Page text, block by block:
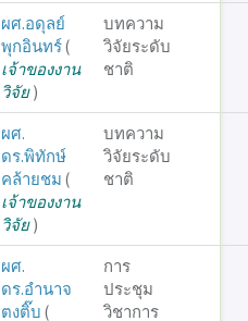
ผศ.อดุลย์
พุกอินทร์(
เจ้าของงาน
วิจัย)
บทความ
วิจัยระดับ
ชาติ
ผศ.
ดร.พิทักษ์
คล้ายชม (
เจ้าของงาน
วิจัย)
บทความ
วิจัยระดับ
ชาติ
ผศ.
ดร.อำนาจ
ตงติ๊บ (
การ
ประชุม
วิชาการ